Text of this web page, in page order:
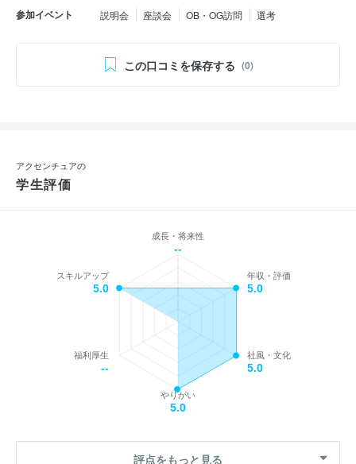
参加イベント 説明会 座談会 OB・OG訪問 選考
この口コミを保存する (0)
アクセンチュアの
学生評価
成長・将来性
--
年収・評価
5.0
社風・文化
5.0
やりがい
5.0
福利厚生
--
スキルアップ
5.0
評点をもっと見る